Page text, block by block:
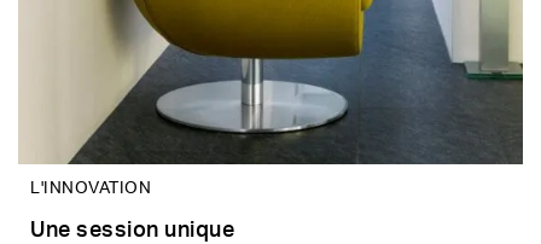
L'INNOVATION
Une session unique